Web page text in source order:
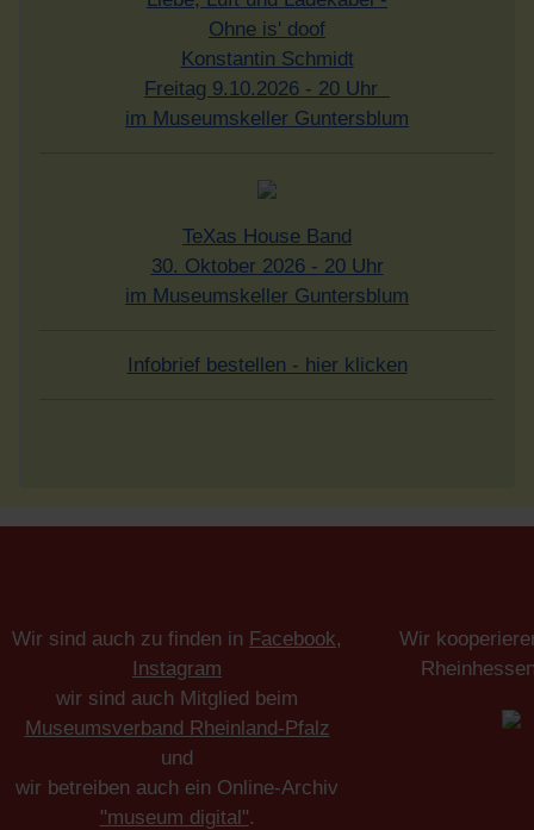
Ohne is' doof
Konstantin Schmidt
Freitag 9.10.2026 - 20 Uhr
im Museumskeller Guntersblum
TeXas House Band
30. Oktober 2026 - 20 Uhr
im Museumskeller Guntersblum
Infobrief bestellen - hier klicken
Wir sind auch zu finden in Facebook,
Instagram
wir sind auch Mitglied beim
Museumsverband Rheinland-Pfalz
und
wir betreiben auch ein Online-Archiv
"museum digital".
Wir